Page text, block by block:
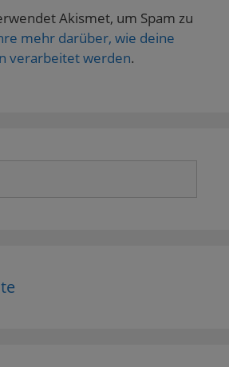
Akismet, um Spam zu
mehr darüber, wie deine
verarbeitet werden.